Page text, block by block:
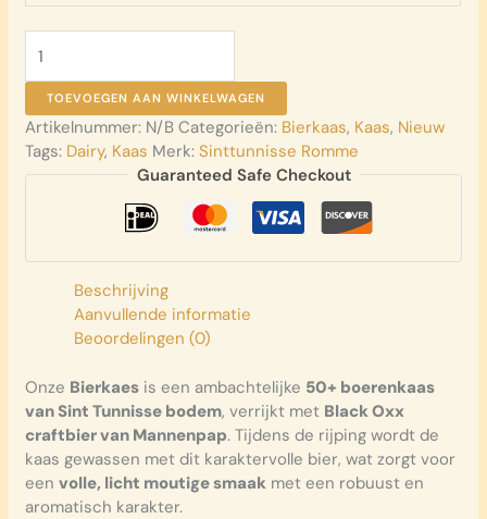
aantal
TOEVOEGEN AAN WINKELWAGEN
Artikelnummer: N/B Categorieën: Bierkaas, Kaas, Nieuw
Tags: Dairy, Kaas Merk:Sinttunnisse Romme
Guaranteed Safe Checkout
Beschrijving
Aanvullende informatie
Beoordelingen (0)
Onze Bierkaes is een ambachtelijke 50+ boerenkaas
van Sint Tunnisse bodem, verrijkt met Black Oxx
craftbier van Mannenpap. Tijdens de rijping wordt de
kaas gewassen met dit karaktervolle bier, wat zorgt voor
eenvolle, licht moutige smaak met een robuust en
aromatisch karakter.